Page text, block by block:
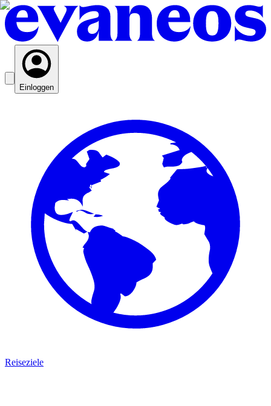
Einloggen
Reiseziele